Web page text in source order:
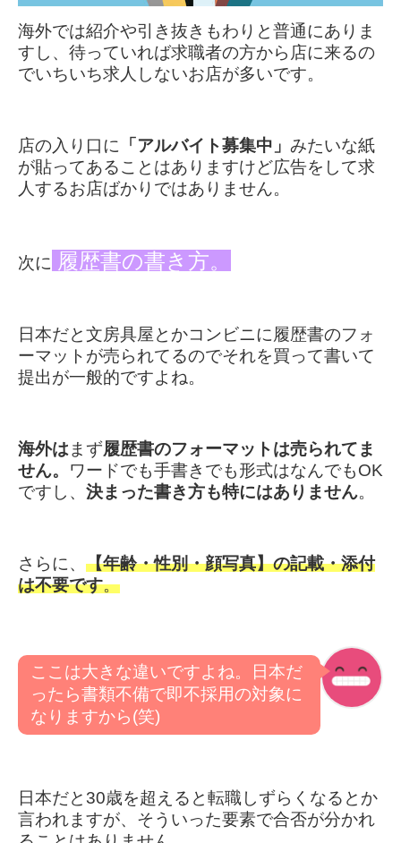
海外では紹介や引き抜きもわりと普通にありま
すし、 待っていれば求職者の方から店に来るの
でいちいち求人しないお店が多いです。
店の入り口に 「アルバイト募集中」 みたいな紙
が貼ってあることはありますけど広告をして求
人するお店ばかりではありません。
次に 履歴書の書き方。
日本だと文房具屋とかコンビニに履歴書のフォ
ーマットが売られてるのでそれを買って書いて
提出が一般的ですよね。
海外は まず履歴書のフォーマットは売られてま
せん。
ワードでも手書きでも形式はなんでもOK
ですし、 決まった書き方も特にはありません
さらに、 【年齢・性別・顔写真】の記載・添付
は不要です。
ここは大きな違いですよね。日本だ
ったら書類不備で即不採用の対象に
なりますから(笑)
日本だと30歳を超えると転職しずらくなるとか
言われますが、そういった要素で合否が分かれ